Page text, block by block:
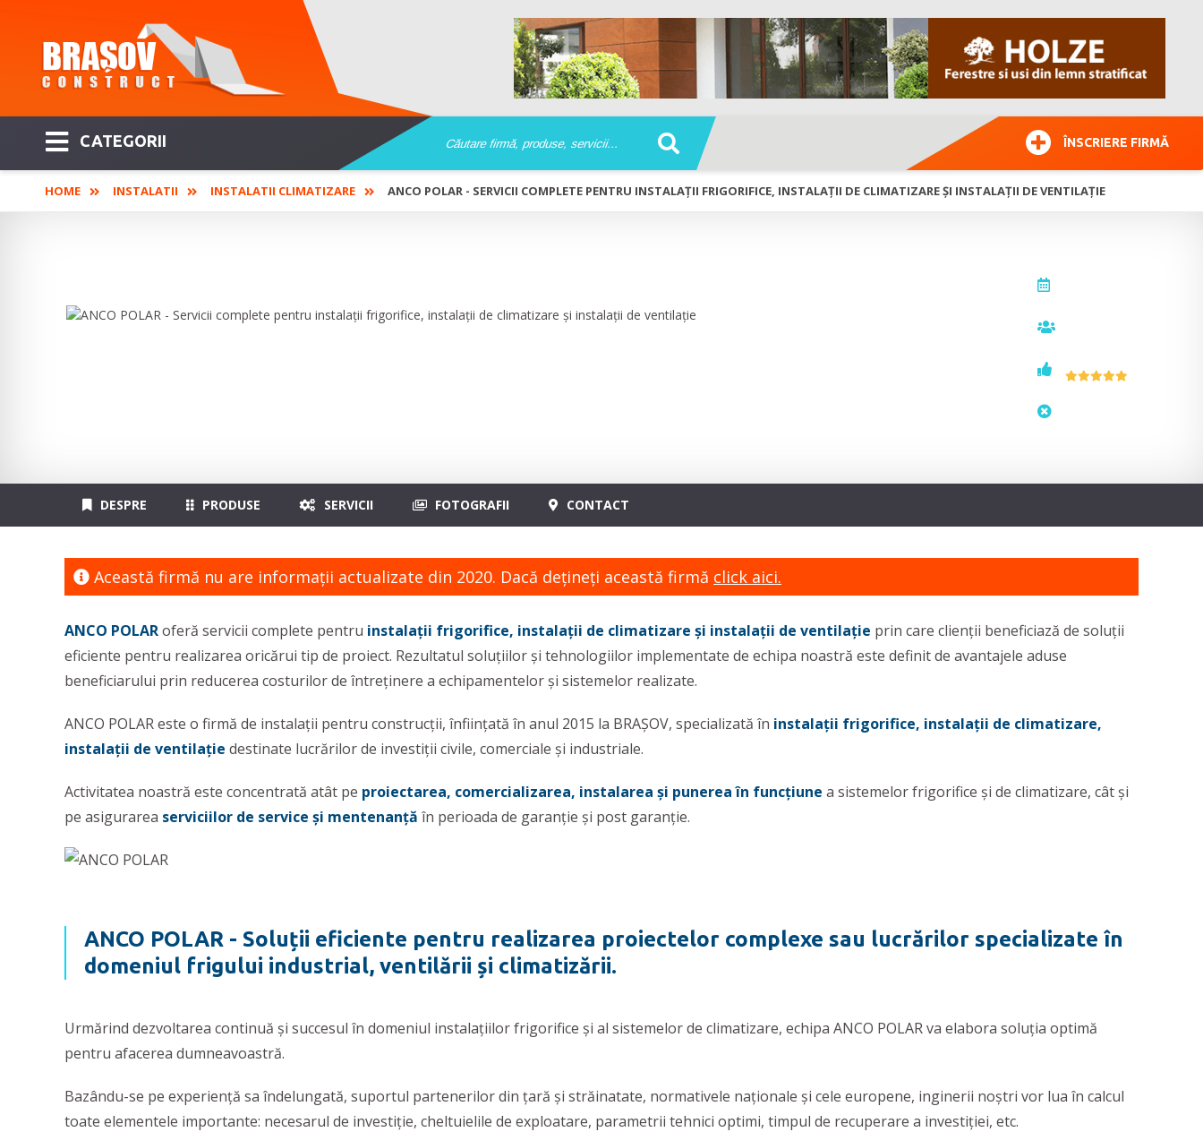
CATEGORII ÎNSCRIERE FIRMĂ
HOME INSTALATII INSTALATII CLIMATIZARE ANCO POLAR - SERVICII COMPLETE PENTRU INSTALAȚII FRIGORIFICE, INSTALAȚII DE CLIMATIZARE ȘI INSTALAȚII DE VENTILAȚIE
DESPRE PRODUSE SERVICII FOTOGRAFII CONTACT
Această firmă nu are informaţii actualizate din 2020. Dacă dețineți această firmă click aici.
ANCO POLARoferă servicii complete pentru instalații frigorifice, instalații de climatizare și instalații de ventilație prin care clienții beneficiază de soluții
eficiente pentru realizarea oricărui tip de proiect. Rezultatul soluțiilor și tehnologiilor implementate de echipa noastră este definit de avantajele aduse
beneficiarului prin reducerea costurilor de întreținere a echipamentelor și sistemelor realizate.
ANCO POLAR este o firmă de instalații pentru construcții, înființată în anul 2015 la BRAȘOV, specializată în instalații frigorifice, instalații de climatizare,
instalații de ventilație destinate lucrărilor de investiții civile, comerciale și industriale.
Activitatea noastră este concentrată atât pe proiectarea, comercializarea, instalarea și punerea în funcțiune a sistemelor frigorifice și de climatizare, cât și
pe asigurarea serviciilor de service și mentenanță în perioada de garanție și post garanție.
ANCO POLAR - Soluții eficiente pentru realizarea proiectelor complexe sau lucrărilor specializate în
domeniul frigului industrial, ventilării și climatizării.
Urmărind dezvoltarea continuă și succesul în domeniul instalațiilor frigorifice și al sistemelor de climatizare, echipa ANCO POLAR va elabora soluția optimă
pentru afacerea dumneavoastră.
Bazându-se pe experiență sa îndelungată, suportul partenerilor din țară și străinatate, normativele naționale și cele europene, inginerii noștri vor lua în calcul
toate elementele importante: necesarul de investiție, cheltuielile de exploatare, parametrii tehnici optimi, timpul de recuperare a investiției, etc.